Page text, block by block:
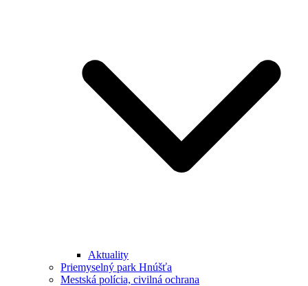
Aktuality
Priemyselný park Hnúšťa
Mestská polícia, civilná ochrana